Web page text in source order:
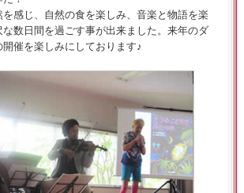
感じ、自然の食を楽しみ、音楽と物語を楽
な数日間を過ごす事が出来ました。来年のダ
催を楽しみにしております♪